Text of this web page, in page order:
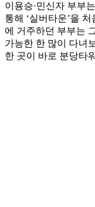
이용승·민신자 부부
통해 ‘실버타운’을
에 거주하던 부부는
가능한 한 많이 다녀
한 곳이 바로 분당타